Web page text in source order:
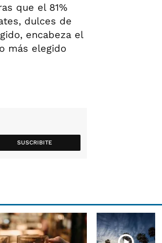
que el 81%
dulces de
encabeza el
más elegido
SUSCRIBITE